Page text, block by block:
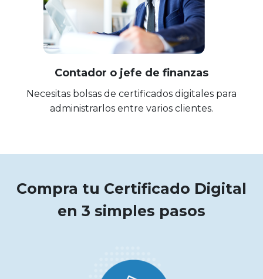
Contador o jefe de finanzas
Necesitas bolsas de certificados digitales para
administrarlos entre varios clientes.
Compra tu Certificado Digital
en 3 simples pasos